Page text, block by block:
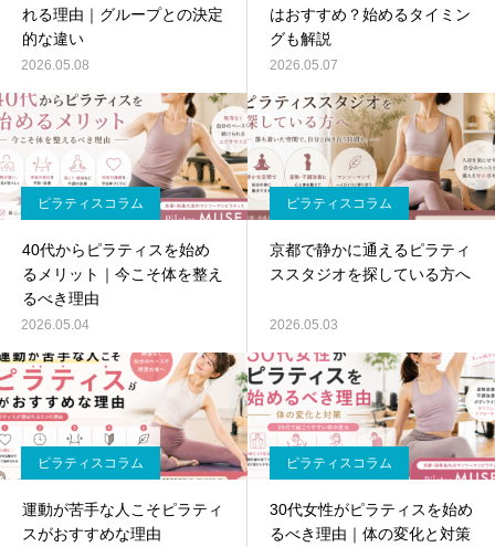
れる理由｜グループとの決定
的な違い
2026.05.08
はおすすめ？始めるタイミン
グも解説
2026.05.07
ピラティスコラム
40代からピラティスを始め
るメリット｜今こそ体を整え
るべき理由
2026.05.04
ピラティスコラム
京都で静かに通えるピラティ
ススタジオを探している方へ
2026.05.03
ピラティスコラム
運動が苦手な人こそピラティ
スがおすすめな理由
ピラティスコラム
30代女性がピラティスを始め
るべき理由｜体の変化と対策